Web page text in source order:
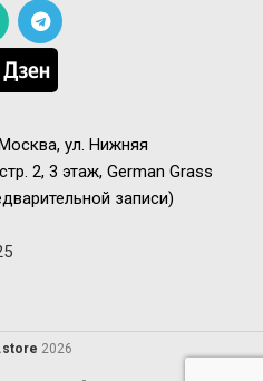
ул. Нижняя
2, 3 этаж, German Grass
записи)
2026